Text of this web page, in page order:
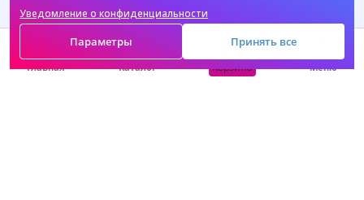
Уведомление о конфиденциальности
Параметры Принять все
Принимаем к оплате:
Главная Каталог Корзина Меню